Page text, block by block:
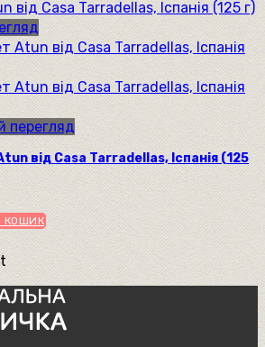
перегляд
від Casa Tarradellas, Іспанія (125
КОШИК